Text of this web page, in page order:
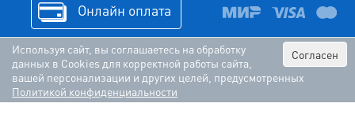
Онлайн оплата
Согласен
Используя сайт, вы соглашаетесь на обработку
данных в Cookies для корректной работы сайта,
вашей персонализации и других целей, предусмотренных
Политикой конфиденциальности